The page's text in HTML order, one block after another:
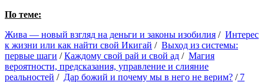
По теме:
Жива — новый взгляд на деньги и законы изобилия / Интерес
к жизни или как найти свой Икигай / Выход из системы:
первые шаги /Каждому свой рай и свой ад / Магия
вероятности, предсказания, управление и слияние
реальностей / Дар божий и почему мы в него не верим? /7